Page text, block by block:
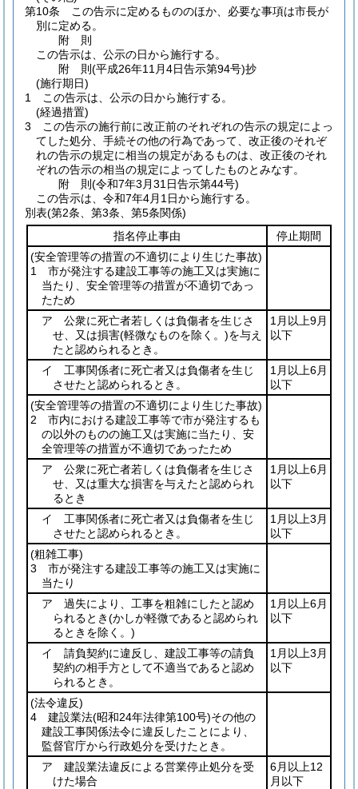
第10条
この告示に定めるもののほか、必要な事項は市長が
別に定める。
附 則
この告示は、公示の日から施行する。
附 則(平成26年11月4日告示第94号)抄
(施行期日)
1
この告示は、公示の日から施行する。
(経過措置)
3
この告示の施行前に改正前のそれぞれの告示の規定によっ
てした処分、手続その他の行為であって、改正後のそれぞ
れの告示の規定に相当の規定があるものは、改正後のそれ
ぞれの告示の相当の規定によってしたものとみなす。
附 則(令和7年3月31日告示第44号)
この告示は、令和7年4月1日から施行する。
別表(第2条、第3条、第5条関係)
指名停止事由
停止期間
(安全管理等の措置の不適切により生じた事故)
1 市が発注する建設工事等の施工又は実施に
当たり、安全管理等の措置が不適切であっ
たため
ア 公衆に死亡者若しくは負傷者を生じさ
せ、又は損害(軽微なものを除く。)を与え
たと認められるとき。
1月以上9月
以下
イ 工事関係者に死亡者又は負傷者を生じ
させたと認められるとき。
1月以上6月
以下
(安全管理等の措置の不適切により生じた事故)
2 市内における建設工事等で市が発注するも
の以外のものの施工又は実施に当たり、安
全管理等の措置が不適切であったため
ア 公衆に死亡者若しくは負傷者を生じさ
せ、又は重大な損害を与えたと認められ
るとき
1月以上6月
以下
イ 工事関係者に死亡者又は負傷者を生じ
させたと認められるとき。
1月以上3月
以下
(粗雑工事)
3 市が発注する建設工事等の施工又は実施に
当たり
ア 過失により、工事を粗雑にしたと認め
られるとき(かしが軽微であると認められ
るときを除く。)
1月以上6月
以下
イ 請負契約に違反し、建設工事等の請負
契約の相手方として不適当であると認め
られるとき。
1月以上3月
以下
(法令違反)
4 建設業法(昭和24年法律第100号)その他の
建設工事関係法令に違反したことにより、
監督官庁から行政処分を受けたとき。
ア 建設業法違反による営業停止処分を受
けた場合
6月以上12
月以下